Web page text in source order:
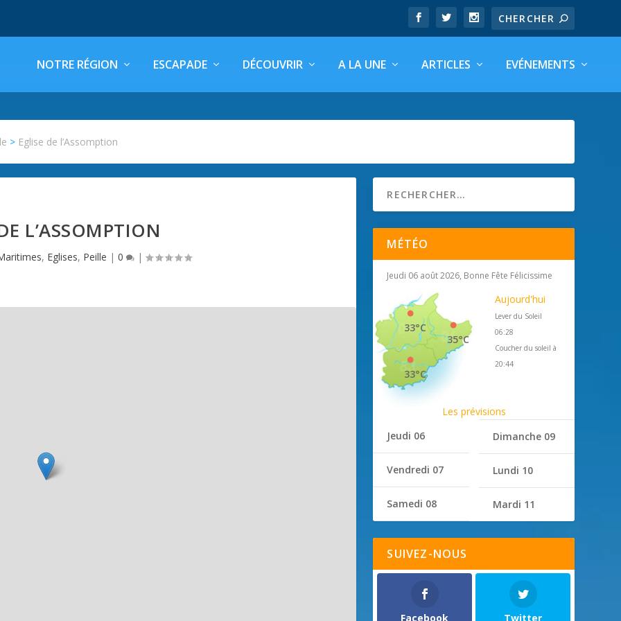
NOTRE RÉGION ESCAPADE DÉCOUVRIR A LA UNE ARTICLES EVÉNEMENTS
> Eglise de l’Assomption
L’ASSOMPTION
, Eglises, Peille | 0 |
MÉTÉO
Jeudi 06 août 2026, Bonne Fête Félicissime
35°C
33°C
33°C
Aujourd'hui
Lever du Soleil
06:28
Coucher du soleil à
20:44
Les prévisions
Jeudi 06
Vendredi 07
Samedi 08
Dimanche 09
Lundi 10
Mardi 11
SUIVEZ-NOUS
Facebook Twitter